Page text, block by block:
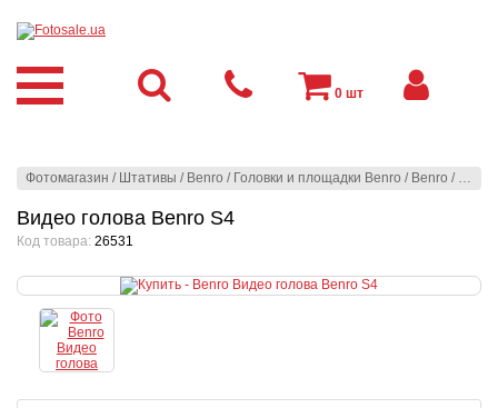
Фотомагазин / Штативы / Benro / Головки и площадки Benro / Benro /
Видео голова Benro S4
Код товара: 26531
0 шт